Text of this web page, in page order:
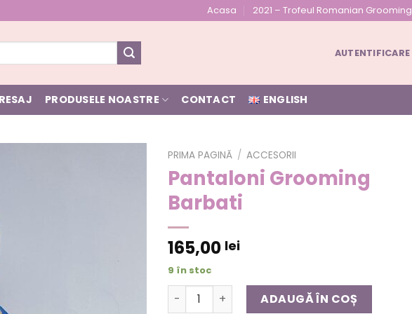
Acasa 2021 – Trofeul Romanian Grooming
AUTENTIFICARE
PRODUSELE NOASTRE CONTACT ENGLISH
PRIMA PAGINĂ / ACCESORII
Pantaloni Grooming
Barbati
165,00 lei
9 în stoc
Cantitate Pantaloni Grooming Barbati
ADAUGĂ ÎN COȘ